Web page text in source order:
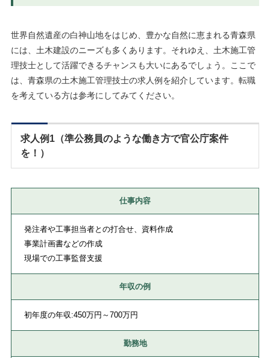
世界自然遺産の白神山地をはじめ、豊かな自然に恵まれる青森県
には、土木建設のニーズも多くあります。それゆえ、土木施工管
理技士として活躍できるチャンスも大いにあるでしょう。ここで
は、青森県の土木施工管理技士の求人例を紹介しています。転職
を考えている方は参考にしてみてください。
求人例1（準公務員のような働き方で官公庁案件
を！）
仕事内容
発注者や工事担当者との打合せ、資料作成
事業計画書などの作成
現場での工事監督支援
年収の例
初年度の年収:450万円～700万円
勤務地